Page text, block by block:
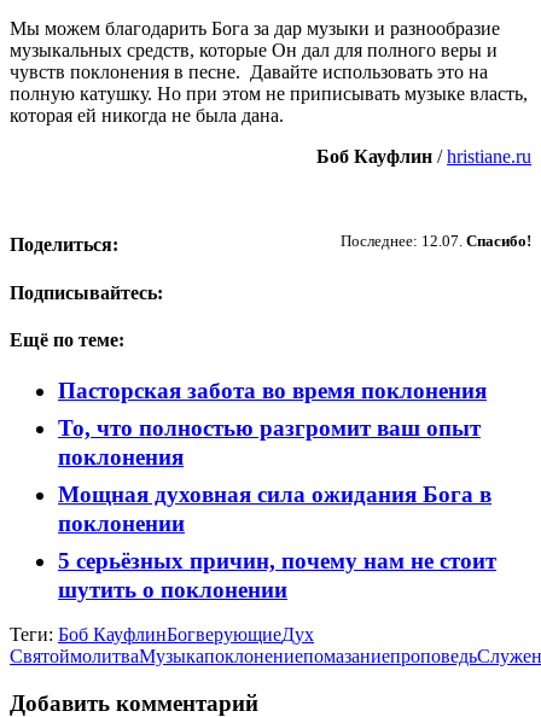
Мы можем благодарить Бога за дар музыки и разнообразие
музыкальных средств, которые Он дал для полного веры и
чувств поклонения в песне. Давайте использовать это на
полную катушку. Но при этом не приписывать музыке власть,
которая ей никогда не была дана.
Боб Кауфлин /hristiane.ru
Последнее: 12.07. Спасибо!
Поделиться:
Подписывайтесь:
Ещё по теме:
Пасторская забота во время поклонения
То, что полностью разгромит ваш опыт
поклонения
Мощная духовная сила ожидания Бога в
поклонении
5 серьёзных причин, почему нам не стоит
шутить о поклонении
Теги: Боб КауфлинБогверующиеДух
СвятоймолитваМузыкапоклонениепомазаниепроповедь
Добавить комментарий